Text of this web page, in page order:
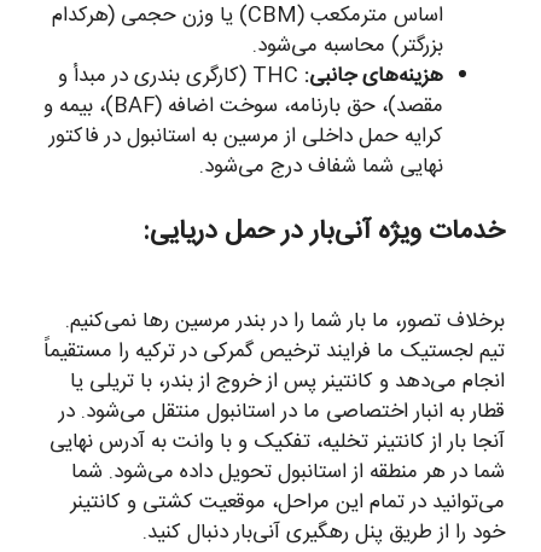
اساس مترمکعب (CBM) یا وزن حجمی (هرکدام
بزرگتر) محاسبه می‌شود.
هزینه‌های جانبی:
THC (کارگری بندری در مبدأ و
مقصد)، حق بارنامه، سوخت اضافه (BAF)، بیمه و
کرایه حمل داخلی از مرسین به استانبول در فاکتور
نهایی شما شفاف درج می‌شود.
خدمات ویژه آنی‌بار در حمل دریایی:
برخلاف تصور، ما بار شما را در بندر مرسین رها نمی‌کنیم.
تیم لجستیک ما فرایند ترخیص گمرکی در ترکیه را مستقیماً
انجام می‌دهد و کانتینر پس از خروج از بندر، با تریلی یا
قطار به انبار اختصاصی ما در استانبول منتقل می‌شود. در
آنجا بار از کانتینر تخلیه، تفکیک و با وانت به آدرس نهایی
شما در هر منطقه از استانبول تحویل داده می‌شود. شما
می‌توانید در تمام این مراحل، موقعیت کشتی و کانتینر
خود را از طریق پنل رهگیری آنی‌بار دنبال کنید.